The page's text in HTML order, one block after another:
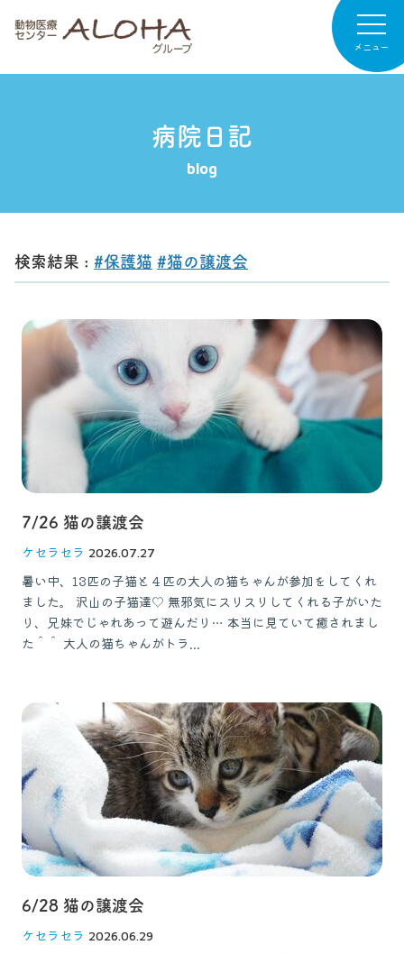
メニュー
診療案内
お知らせ
リクルート
お問い合わせ 獣医師の皆様へ
病院日記
blog
検索結果 : #保護猫 #猫の譲渡会
7/26 猫の譲渡会
ケセラセラ 2026.07.27
暑い中、13匹の子猫と４匹の大人の猫ちゃんが参加をしてくれ
ました。 沢山の子猫達♡ 無邪気にスリスリしてくれる子がいた
り、兄妹でじゃれあって遊んだり… 本当に見ていて癒されまし
た＾＾ 大人の猫ちゃんがトラ...
6/28 猫の譲渡会
ケセラセラ 2026.06.29